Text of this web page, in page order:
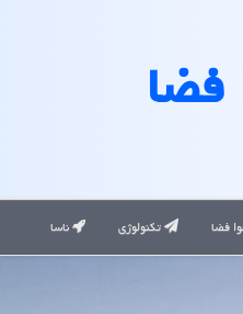
فضا
فضا تکنولوژی ناسا